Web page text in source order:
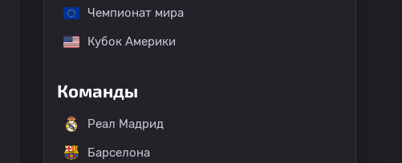
Чемпионат мира
Кубок Америки
Команды
Реал Мадрид
Барселона